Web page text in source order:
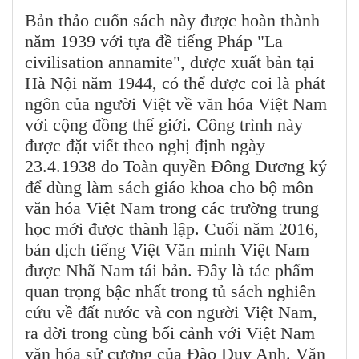
Bản thảo cuốn sách này được hoàn thành
năm 1939 với tựa đề tiếng Pháp "La
civilisation annamite", được xuất bản tại
Hà Nội năm 1944, có thể được coi là phát
ngôn của người Việt về văn hóa Việt Nam
với cộng đồng thế giới. Công trình này
được đặt viết theo nghị định ngày
23.4.1938 do Toàn quyền Đông Dương ký
để dùng làm sách giáo khoa cho bộ môn
văn hóa Việt Nam trong các trường trung
học mới được thành lập. Cuối năm 2016,
bản dịch tiếng Việt Văn minh Việt Nam
được Nhã Nam tái bản. Đây là tác phẩm
quan trọng bậc nhất trong tủ sách nghiên
cứu về đất nước và con người Việt Nam,
ra đời trong cùng bối cảnh với Việt Nam
văn hóa sử cương của Đào Duy Anh. Văn